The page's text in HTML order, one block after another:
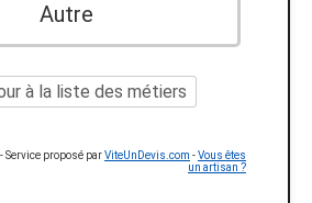
Autre
à la liste des métiers
- Service proposé parViteUnDevis.com -Vous êtes
un artisan ?